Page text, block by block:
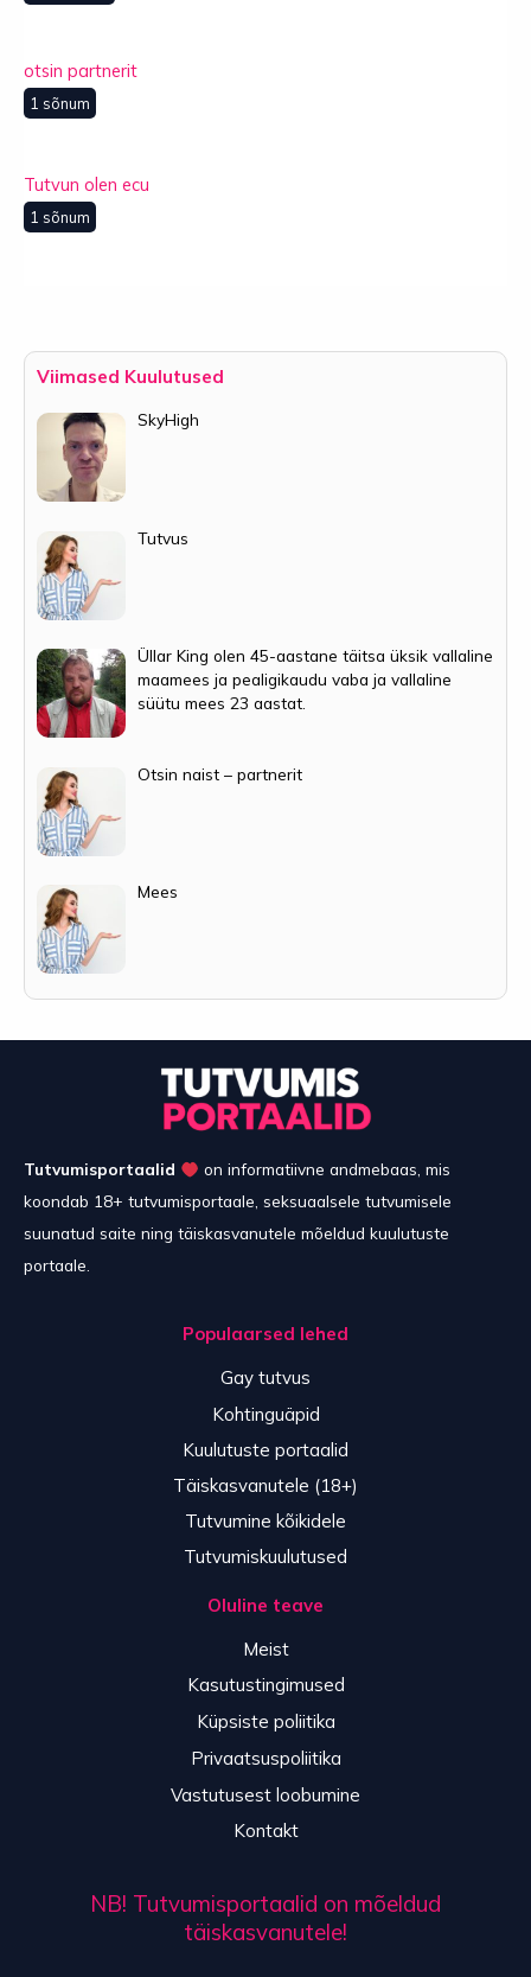
otsin partnerit
1 sõnum
Tutvun olen ecu
1 sõnum
Viimased Kuulutused
SkyHigh
Tutvus
Üllar King olen 45-aastane täitsa üksik vallaline
maamees ja pealigikaudu vaba ja vallaline
süütu mees 23 aastat.
Otsin naist – partnerit
Mees
Tutvumisportaalid
on informatiivne andmebaas, mis
koondab 18+ tutvumisportaale, seksuaalsele tutvumisele
suunatud saite ning täiskasvanutele mõeldud kuulutuste
portaale.
Populaarsed lehed
Gay tutvus
Kohtinguäpid
Kuulutuste portaalid
Täiskasvanutele (18+)
Tutvumine kõikidele
Tutvumiskuulutused
Oluline teave
Meist
Kasutustingimused
Küpsiste poliitika
Privaatsuspoliitika
Vastutusest loobumine
Kontakt
NB! Tutvumisportaalid on mõeldud
täiskasvanutele!